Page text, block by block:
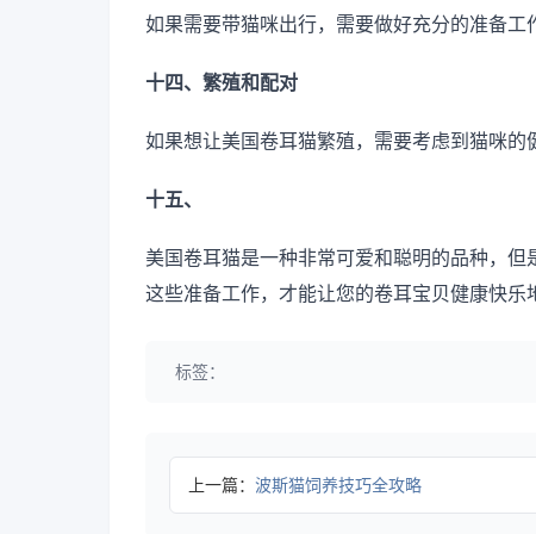
如果需要带猫咪出行，需要做好充分的准备工
十四、繁殖和配对
如果想让美国卷耳猫繁殖，需要考虑到猫咪的
十五、
美国卷耳猫是一种非常可爱和聪明的品种，
这些准备工作，才能让您的卷耳宝贝健康快乐
标签：
上一篇： 波斯猫饲养技巧全攻略